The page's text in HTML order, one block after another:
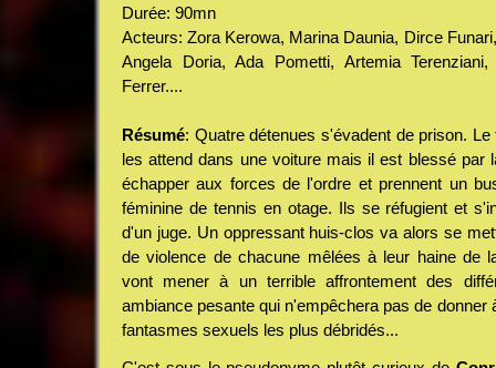
Durée: 90mn
Acteurs: Zora Kerowa, Marina Daunia, Dirce
Angela Doria, Ada Pometti, Artemia
Ferrer....
Résumé: Quatre détenues s'évadent de prison.
les attend dans une voiture mais il est blessé par
échapper aux forces de l'ordre et prennent un
féminine de tennis en otage. Ils se réfugient et
d'un juge. Un oppressant huis-clos va alors se
de violence de chacune mêlées à leur haine de
vont mener à un terrible affrontement des
ambiance pesante qui n'empêchera pas de donner
fantasmes sexuels les plus débridés...